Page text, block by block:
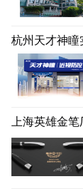
杭州天才神瞳
上海英雄金